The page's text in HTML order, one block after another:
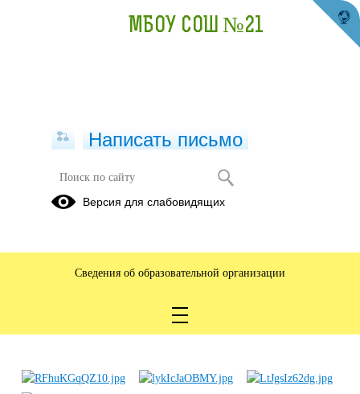
Школа Бизнеса.
Школа Бизнеса. Защита проектов
Сегодня 8 октября состоялась публичная защита школьных
фондом поддержки предпринимательства "Мой бизнес" в
МБОУ СОШ №21
Написать письмо
Версия для слабовидящих
Сведения об образовательной организации